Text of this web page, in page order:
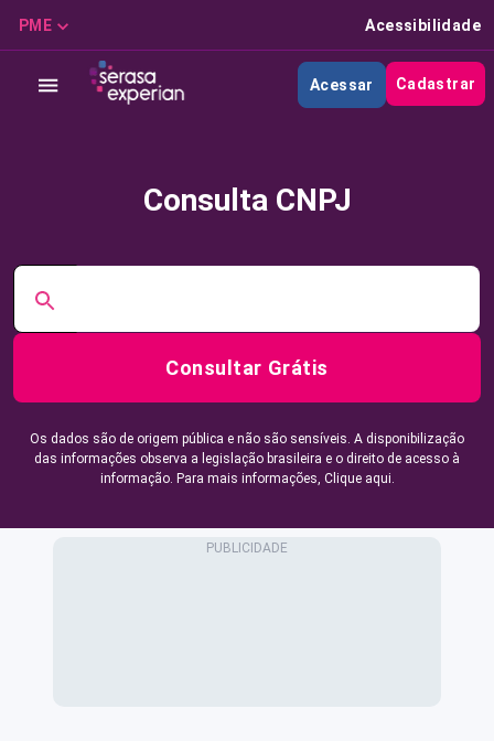
PME Acessibilidade
Acessar Cadastrar
Consulta CNPJ
Consultar Grátis
Os dados são de origem pública e não são sensíveis. A disponibilização
das informações observa a legislação brasileira e o direito de acesso à
informação. Para mais informações, Clique aqui.